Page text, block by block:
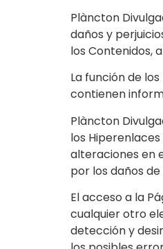
Plàncton
daños y
los Contenidos,
La función de
contienen
Plàncton
los
alteraciones en
por los daños
El acceso a la
cualquier otro
detección y